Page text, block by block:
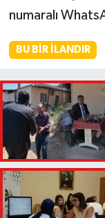
numaralı
BU BIR İLANDIR